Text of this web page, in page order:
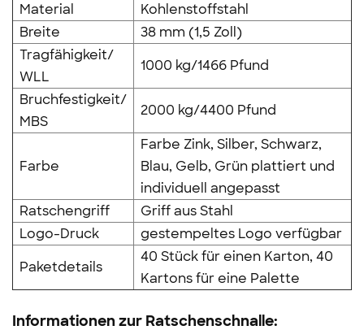
Material
Kohlenstoffstahl
Breite
38 mm (1,5 Zoll)
Tragfähigkeit/
WLL
1000 kg/1466 Pfund
Bruchfestigkeit/
MBS
2000 kg/4400 Pfund
Farbe
Farbe Zink, Silber, Schwarz,
Blau, Gelb, Grün plattiert und
individuell angepasst
Ratschengriff
Griff aus Stahl
Logo-Druck
gestempeltes Logo verfügbar
Paketdetails
40 Stück für einen Karton, 40
Kartons für eine Palette
Informationen zur Ratschenschnalle: